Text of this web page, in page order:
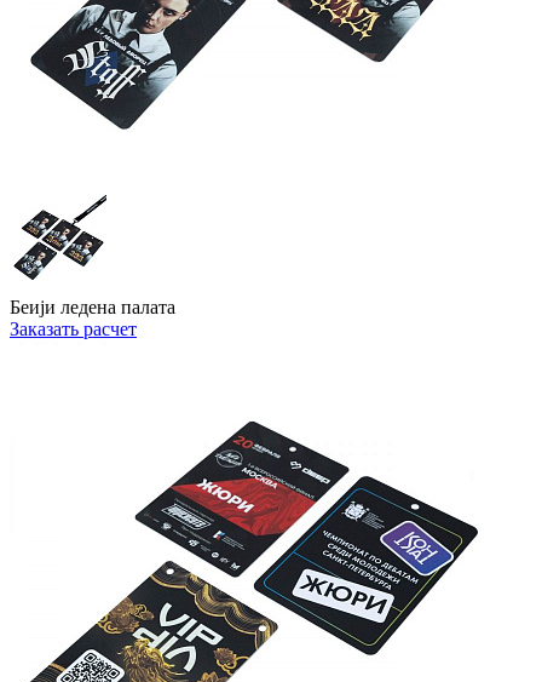
Беији ледена палата
Заказать расчет